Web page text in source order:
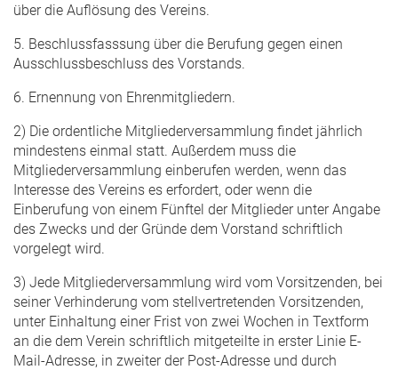
über die Auflösung des Vereins.
5. Beschlussfasssung über die Berufung gegen einen
Ausschlussbeschluss des Vorstands.
6. Ernennung von Ehrenmitgliedern.
2) Die ordentliche Mitgliederversammlung findet jährlich
mindestens einmal statt. Außerdem muss die
Mitgliederversammlung einberufen werden, wenn das
Interesse des Vereins es erfordert, oder wenn die
Einberufung von einem Fünftel der Mitglieder unter Angabe
des Zwecks und der Gründe dem Vorstand schriftlich
vorgelegt wird.
3) Jede Mitgliederversammlung wird vom Vorsitzenden, bei
seiner Verhinderung vom stellvertretenden Vorsitzenden,
unter Einhaltung einer Frist von zwei Wochen in Textform
an die dem Verein schriftlich mitgeteilte in erster Linie E-
Mail-Adresse, in zweiter der Post-Adresse und durch